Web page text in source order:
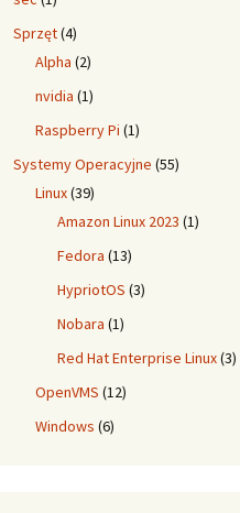
Sprzęt(4)
Alpha (2)
nvidia (1)
Raspberry Pi (1)
Systemy Operacyjne (55)
Linux(39)
Amazon Linux 2023 (1)
Fedora (13)
HypriotOS (3)
Nobara (1)
Red Hat Enterprise Linux(3)
OpenVMS (12)
Windows (6)